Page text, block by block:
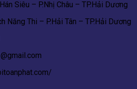
Siêu – P.Nhị Châu – TP.Hải Dương
Năng Thi – P.Hải Tân – TP.Hải Dương